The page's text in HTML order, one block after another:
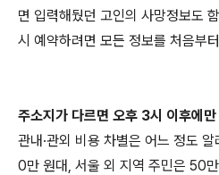
면 입력해뒀던 고인의 사망정보도
시 예약하려면 모든 정보를 처음부
주소지가 다르면 오후 3시 이후에
관내·관외 비용 차별은 어느 정도
0만 원대, 서울 외 지역 주민은 50